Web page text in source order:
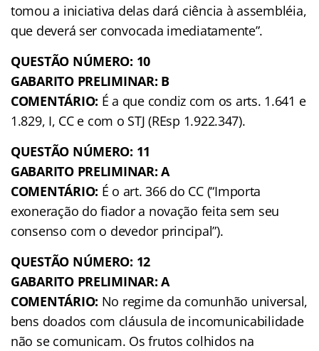
tomou a iniciativa delas dará ciência à assembléia,
que deverá ser convocada imediatamente”.
QUESTÃO NÚMERO: 10
GABARITO PRELIMINAR: B
COMENTÁRIO: É a que condiz com os arts. 1.641 e
1.829, I, CC e com o STJ (REsp 1.922.347).
QUESTÃO NÚMERO: 11
GABARITO PRELIMINAR: A
COMENTÁRIO: É o art. 366 do CC (“Importa
exoneração do fiador a novação feita sem seu
consenso com o devedor principal”).
QUESTÃO NÚMERO: 12
GABARITO PRELIMINAR: A
COMENTÁRIO: No regime da comunhão universal,
bens doados com cláusula de incomunicabilidade
não se comunicam. Os frutos colhidos na